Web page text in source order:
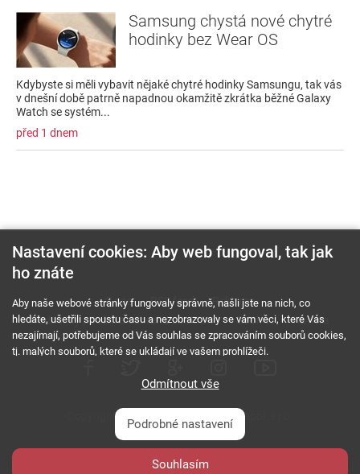
Samsung chystá nové chytré
hodinky bez Wear OS
Kdybyste si měli vybavit nějaké chytré hodinky Samsungu, tak vás
v dnešní době patrně napadnou okamžitě zkrátka běžné Galaxy
Watch se systém...
před 1 dnem
O nás RSS feed
Reklama
Podmínky použití a ochrana soukromí
Cookies Kariéra
Copyright © 2000 - 2026 NetComp, spol. s r.o.
Všechna práva vyhrazena.
PESL.NAME
Nastavení cookies: Aby web fungoval, tak jak
ho znáte
Aby naše webové stránky fungovaly správně, našli jste na nich, co
hledáte, ušetřili spoustu času a nezobrazovaly se vám věci, které Vás
nezajímají, potřebujeme od Vás souhlas se zpracováním souborů cookies,
tj. malých souborů, které se ukládají ve vašem prohlížeči.
Odmítnout vše
Podrobné nastavení
Souhlasím